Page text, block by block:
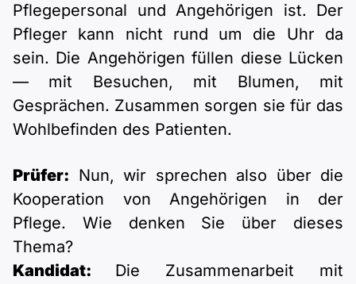
Pflegepersonal und Angehörigen ist. Der
Pfleger kann nicht rund um die Uhr da
sein. Die Angehörigen füllen diese Lücken
— mit Besuchen, mit Blumen, mit
Gesprächen. Zusammen sorgen sie für das
Wohlbefinden des Patienten.
Prüfer: Nun, wir sprechen also über die
Kooperation von Angehörigen in der
Pflege. Wie denken Sie über dieses
Thema?
Kandidat: Die Zusammenarbeit mit